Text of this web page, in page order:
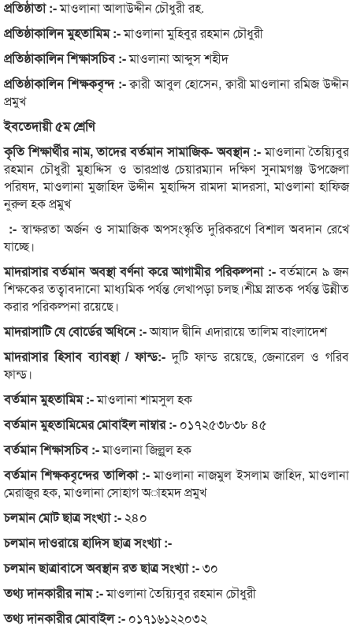
প্রতিষ্ঠাতা :-মাওলানা আলাউদ্দীন চৌধুরী রহ.
প্রতিষ্ঠাকালিন মুহতামিম :-মাওলানা মুহিবুর রহমান চৌধুরী
প্রতিষ্ঠাকালিন শিক্ষাসচিব :-মাওলানা আব্দুস শহীদ
প্রতিষ্ঠাকালিন শিক্ষকবৃন্দ :-ক্বারী আবুল হোসেন, ক্বারী মাওলানা রমিজ উদ্দীন
প্রমুখ
ইবতেদায়ী ৫ম শ্রেণি
কৃতি শিক্ষার্থীর নাম, তাদের বর্তমান সামাজিক- অবস্থান :-মাওলানা তৈয়্যিবুর
রহমান চৌধুরী মুহাদ্দিস ও ভারপ্রাপ্ত চেয়ারম্যান দক্ষিণ সুনামগঞ্জ উপজেলা
পরিষদ, মাওলানা মুজাহিদ উদ্দীন মুহাদ্দিস রামদা মাদরসা, মাওলানা হাফিজ
নুরুল হক প্রমুখ
:-স্বাক্ষরতা অর্জন ও সামাজিক অপসংস্কৃতি দুরিকরণে বিশাল অবদান রেখে
যাচ্ছে।
মাদরাসার বর্তমান অবস্থা বর্ণনা করে আগামীর পরিকল্পনা :-বর্তমানে ৯ জন
শিক্ষকের তত্বাবদানো মাধ্যমিক পর্যন্ত লেখাপড়া চলছ।শীঘ্র স্নাতক পর্যন্ত উন্নীত
করার পরিকল্পনা রয়েছে।
মাদরাসাটি যে বোর্ডের অধিনে :-আযাদ দ্বীনি এদারায়ে তালিম বাংলাদেশ
মাদরাসার হিসাব ব্যাবস্থা / ফান্ড:-দুটি ফান্ড রয়েছে, জেনারেল ও গরিব
ফান্ড।
বর্তমান মুহতামিম :-মাওলানা শামসুল হক
বর্তমান মুহতামিমের মোবাইল নাম্বার :- ০১৭২৫৩৮৩৮ ৪৫
বর্তমান শিক্ষাসচিব :-মাওলানা জিল্লুল হক
বর্তমান শিক্ষকবৃন্দের তালিকা :-মাওলানা নাজমুল ইসলাম জাহিদ, মাওলানা
মেরাজুর হক, মাওলানা সোহাগ অাহমদ প্রমুখ
চলমান মোট ছাত্র সংখ্যা :- ২৪০
চলমান দাওরায়ে হাদিস ছাত্র সংখ্যা :-
চলমান ছাত্রাবাসে অবস্থান রত ছাত্র সংখ্যা :-৩০
তথ্য দানকারীর নাম :-মাওলানা তৈয়্যিবুর রহমান চৌধুরী
তথ্য দানকারীর মোবাইল :- ০১৭১৬১২২০৩২